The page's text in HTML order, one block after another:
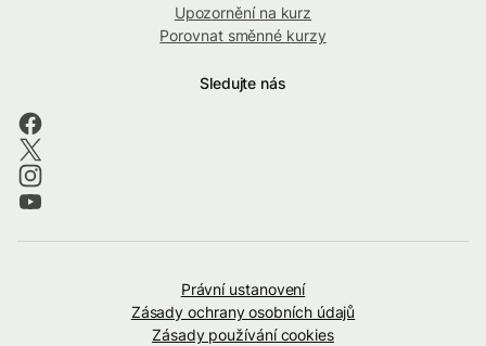
Upozornění na kurz
Porovnat směnné kurzy
Sledujte nás
Právní ustanovení
Zásady ochrany osobních údajů
Zásady používání cookies